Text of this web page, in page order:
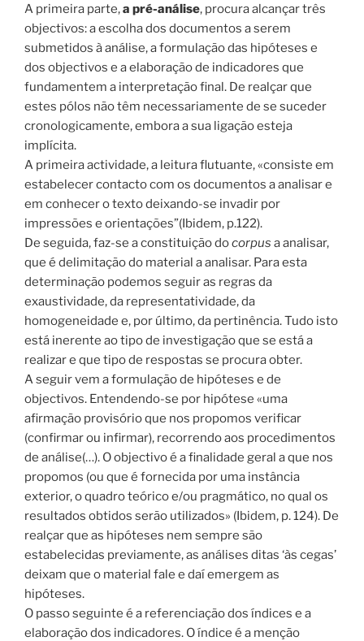
A primeira parte,a pré-análise, procura alcançar três
objectivos: a escolha dos documentos a serem
submetidos à análise, a formulação das hipóteses e
dos objectivos e a elaboração de indicadores que
fundamentem a interpretação final. De realçar que
estes pólos não têm necessariamente de se suceder
cronologicamente, embora a sua ligação esteja
implícita.
A primeira actividade, a leitura flutuante, «consiste em
estabelecer contacto com os documentos a analisar e
em conhecer o texto deixando-se invadir por
impressões e orientações”(Ibidem, p.122).
De seguida, faz-se a constituição docorpus a analisar,
que é delimitação do material a analisar. Para esta
determinação podemos seguir as regras da
exaustividade, da representatividade, da
homogeneidade e, por último, da pertinência. Tudo isto
está inerente ao tipo de investigação que se está a
realizar e que tipo de respostas se procura obter.
A seguir vem a formulação de hipóteses e de
objectivos. Entendendo-se por hipótese «uma
afirmação provisório que nos propomos verificar
(confirmar ou infirmar), recorrendo aos procedimentos
de análise(…). O objectivo é a finalidade geral a que nos
propomos (ou que é fornecida por uma instância
exterior, o quadro teórico e/ou pragmático, no qual os
resultados obtidos serão utilizados» (Ibidem, p. 124). De
realçar que as hipóteses nem sempre são
estabelecidas previamente, as análises ditas ‘às cegas’
deixam que o material fale e daí emergem as
hipóteses.
O passo seguinte é a referenciação dos índices e a
elaboração dos indicadores. O índice é a menção